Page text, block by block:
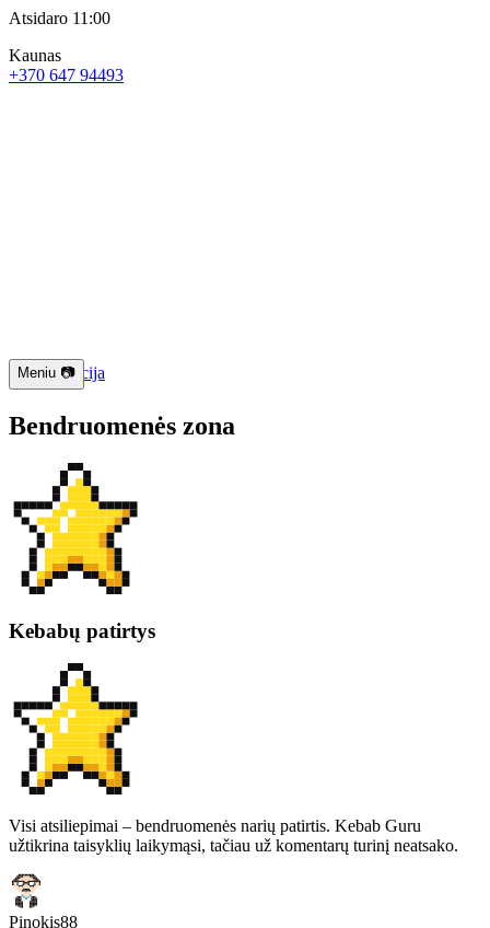
Atsidaro 11:00
Kaunas
+370 647 94493
📱 Navigacija
Meniu 📷
Bendruomenės zona
Kebabų patirtys
Visi atsiliepimai – bendruomenės narių patirtis. Kebab Guru
užtikrina taisyklių laikymąsi, tačiau už komentarų turinį neatsako.
Pinokis88